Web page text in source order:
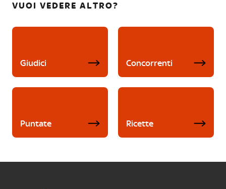
VUOI VEDERE ALTRO?
Giudici Concorrenti
Puntate Ricette